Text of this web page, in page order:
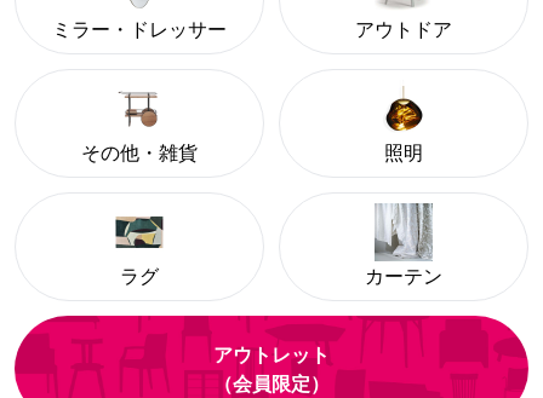
ミラー・ドレッサー アウトドア
その他・雑貨 照明
ラグ カーテン
アウトレット
（会員限定）